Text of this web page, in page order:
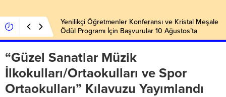
Yenilikçi Öğretmenler Konferansı ve Kristal Meşale
Ödül Programı İçin Başvurular 10 Ağustos’ta
Başlıyor
“Güzel Sanatlar Müzik
İlkokulları/Ortaokulları ve Spor
Ortaokulları” Kılavuzu Yayımlandı